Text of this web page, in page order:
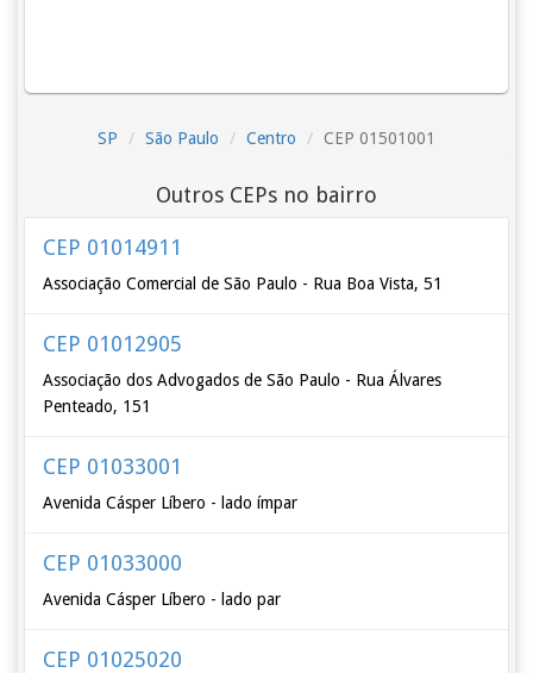
SP São Paulo Centro CEP 01501001
Outros CEPs no bairro
CEP 01014911
Associação Comercial de São Paulo - Rua Boa Vista, 51
CEP 01012905
Associação dos Advogados de São Paulo - Rua Álvares
Penteado, 151
CEP 01033001
Avenida Cásper Líbero - lado ímpar
CEP 01033000
Avenida Cásper Líbero - lado par
CEP 01025020